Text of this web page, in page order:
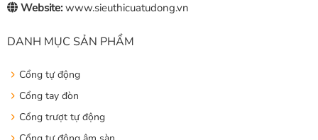
Website:www.sieuthicuatudong.vn
DANH MỤC SẢN PHẨM
Cổng tự động
Cổng tay đòn
Cổng trượt tự động